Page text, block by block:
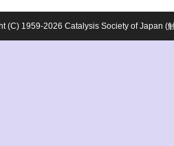
(C) 1959-2026 Catalysis Society of Japan (